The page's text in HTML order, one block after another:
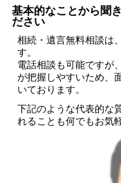
基本的なことから聞
ださい
相続・遺言無料相談は
す。
電話相談も可能ですが
が把握しやすいため、
いております。
下記のような代表的な
れることも何でもお気